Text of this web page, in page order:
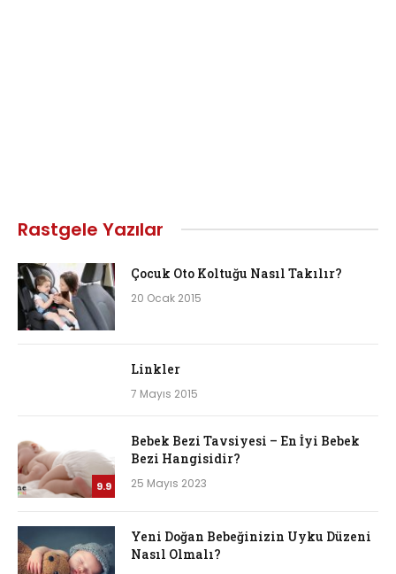
Rastgele Yazılar
Çocuk Oto Koltuğu Nasıl Takılır?
20 Ocak 2015
Linkler
7 Mayıs 2015
9.9
Bebek Bezi Tavsiyesi – En İyi Bebek
Bezi Hangisidir?
25 Mayıs 2023
Yeni Doğan Bebeğinizin Uyku Düzeni
Nasıl Olmalı?